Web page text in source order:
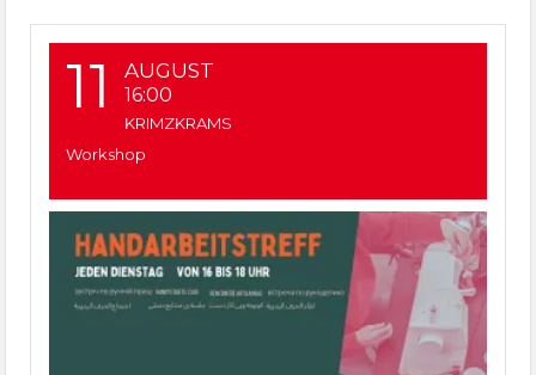
11 AUGUST
16:00
KRIMZKRAMS
Workshop